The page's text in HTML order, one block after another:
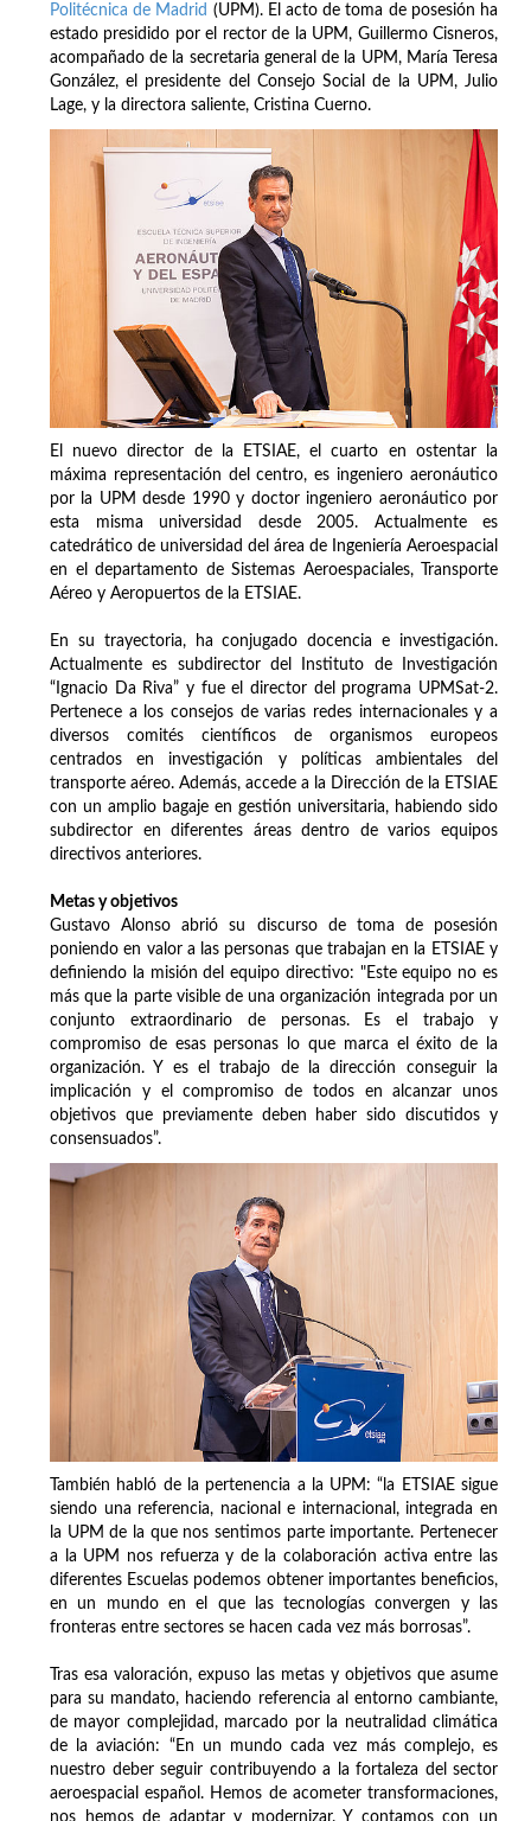
Politécnica de Madrid (UPM). El acto de toma de posesión ha
estado presidido por el rector de la UPM, Guillermo Cisneros,
acompañado de la secretaria general de la UPM, María Teresa
González, el presidente del Consejo Social de la UPM, Julio
Lage, y la directora saliente, Cristina Cuerno.
El nuevo director de la ETSIAE, el cuarto en ostentar la
máxima representación del centro, es ingeniero aeronáutico
por la UPM desde 1990 y doctor ingeniero aeronáutico por
esta misma universidad desde 2005. Actualmente es
catedrático de universidad del área de Ingeniería Aeroespacial
en el departamento de Sistemas Aeroespaciales, Transporte
Aéreo y Aeropuertos de la ETSIAE.
En su trayectoria, ha conjugado docencia e investigación.
Actualmente es subdirector del Instituto de Investigación
“Ignacio Da Riva” y fue el director del programa UPMSat-2.
Pertenece a los consejos de varias redes internacionales y a
diversos comités científicos de organismos europeos
centrados en investigación y políticas ambientales del
transporte aéreo. Además, accede a la Dirección de la ETSIAE
con un amplio bagaje en gestión universitaria, habiendo sido
subdirector en diferentes áreas dentro de varios equipos
directivos anteriores.
Metas y objetivos
Gustavo Alonso abrió su discurso de toma de posesión
poniendo en valor a las personas que trabajan en la ETSIAE y
definiendo la misión del equipo directivo: "Este equipo no es
más que la parte visible de una organización integrada por un
conjunto extraordinario de personas. Es el trabajo y
compromiso de esas personas lo que marca el éxito de la
organización. Y es el trabajo de la dirección conseguir la
implicación y el compromiso de todos en alcanzar unos
objetivos que previamente deben haber sido discutidos y
consensuados”.
También habló de la pertenencia a la UPM: “la ETSIAE sigue
siendo una referencia, nacional e internacional, integrada en
la UPM de la que nos sentimos parte importante. Pertenecer
a la UPM nos refuerza y de la colaboración activa entre las
diferentes Escuelas podemos obtener importantes beneficios,
en un mundo en el que las tecnologías convergen y las
fronteras entre sectores se hacen cada vez más borrosas”.
Tras esa valoración, expuso las metas y objetivos que asume
para su mandato, haciendo referencia al entorno cambiante,
de mayor complejidad, marcado por la neutralidad climática
de la aviación: “En un mundo cada vez más complejo, es
nuestro deber seguir contribuyendo a la fortaleza del sector
aeroespacial español. Hemos de acometer transformaciones,
nos hemos de adaptar y modernizar. Y contamos con un